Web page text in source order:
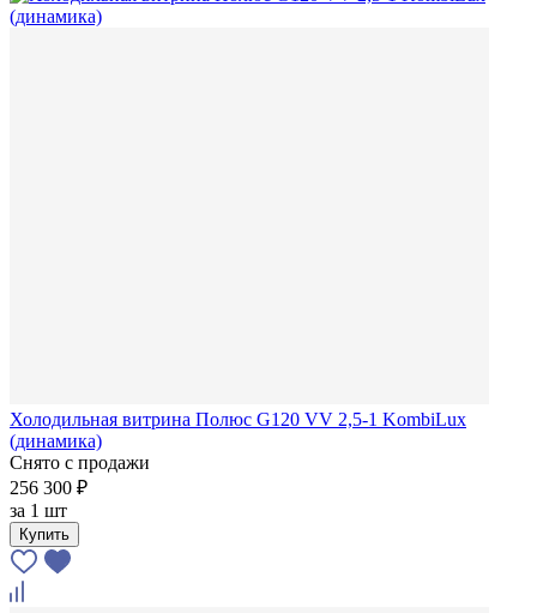
Холодильная витрина Полюс G120 VV 2,5-1 KombiLux
(динамика)
Снято с продажи
256 300 ₽
за 1 шт
Купить